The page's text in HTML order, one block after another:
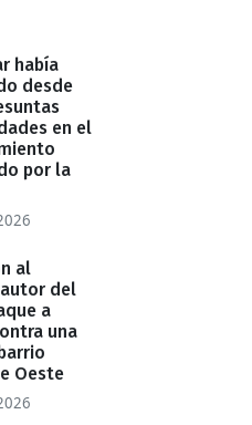
había
desde
en el
por la
al
del
a
una
Oeste